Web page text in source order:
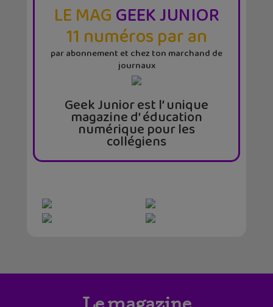
LE MAGGEEK JUNIOR
11 numéros par an
par abonnement et chez ton marchand de
journaux
Geek Junior est l’ unique
magazine d’ éducation
numérique pour les
collégiens